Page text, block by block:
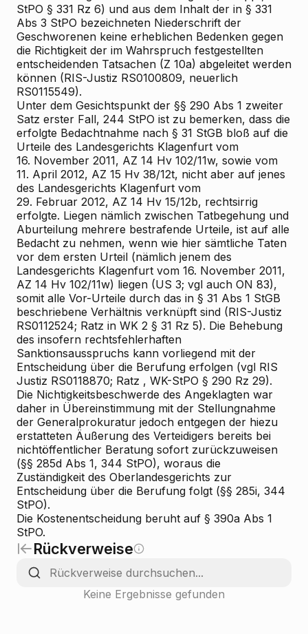
StPO § 331 Rz 6) und aus dem Inhalt der in § 331
Abs 3 StPO bezeichneten Niederschrift der
Geschworenen keine erheblichen Bedenken gegen
die Richtigkeit der im Wahrspruch festgestellten
entscheidenden Tatsachen (Z 10a) abgeleitet werden
können (RIS-Justiz RS0100809, neuerlich
RS0115549).
Unter dem Gesichtspunkt der §§ 290 Abs 1 zweiter
Satz erster Fall, 244 StPO ist zu bemerken, dass die
erfolgte Bedachtnahme nach § 31 StGB bloß auf die
Urteile des Landesgerichts Klagenfurt vom
16. November 2011, AZ 14 Hv 102/11w, sowie vom
11. April 2012, AZ 15 Hv 38/12t, nicht aber auf jenes
des Landesgerichts Klagenfurt vom
29. Februar 2012, AZ 14 Hv 15/12b, rechtsirrig
erfolgte. Liegen nämlich zwischen Tatbegehung und
Aburteilung mehrere bestrafende Urteile, ist auf alle
Bedacht zu nehmen, wenn wie hier sämtliche Taten
vor dem ersten Urteil (nämlich jenem des
Landesgerichts Klagenfurt vom 16. November 2011,
AZ 14 Hv 102/11w) liegen (US 3; vgl auch ON 83),
somit alle Vor-Urteile durch das in § 31 Abs 1 StGB
beschriebene Verhältnis verknüpft sind (RIS-Justiz
RS0112524; Ratz in WK 2 § 31 Rz 5). Die Behebung
des insofern rechtsfehlerhaften
Sanktionsausspruchs kann vorliegend mit der
Entscheidung über die Berufung erfolgen (vgl RIS
Justiz RS0118870; Ratz , WK-StPO § 290 Rz 29).
Die Nichtigkeitsbeschwerde des Angeklagten war
daher in Übereinstimmung mit der Stellungnahme
der Generalprokuratur jedoch entgegen der hiezu
erstatteten Äußerung des Verteidigers bereits bei
nichtöffentlicher Beratung sofort zurückzuweisen
(§§ 285d Abs 1, 344 StPO), woraus die
Zuständigkeit des Oberlandesgerichts zur
Entscheidung über die Berufung folgt (§§ 285i, 344
StPO).
Die Kostenentscheidung beruht auf § 390a Abs 1
StPO.
Rückverweise
Keine Ergebnisse gefunden